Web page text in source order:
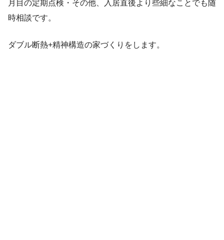
月目の定期点検・その他、入居直後より些細なことでも随
時相談です。
ダブル断熱+精神構造の家づくりをします。